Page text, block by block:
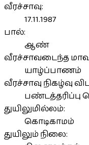
வீரச்சாவு:
17.11.1987
பால்:
ஆண்
வீரச்சாவடைந்த
யாழ்ப்பாணம்
வீரச்சாவு நிகழ்வு
பண்டத்தரிப்பு
துயிலுமில்லம்:
கொடிகாமம்
துயிலும் நிலை: